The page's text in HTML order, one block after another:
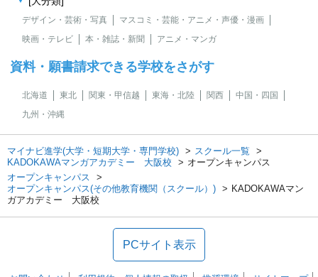
デザイン・芸術・写真
マスコミ・芸能・アニメ・声優・漫画
映画・テレビ
本・雑誌・新聞 アニメ・マンガ
資料・願書請求できる学校をさがす
北海道 東北 関東・甲信越 東海・北陸 関西
中国・四国
九州・沖縄
マイナビ進学(大学・短期大学・専門学校)
スクール一覧
KADOKAWAマンガアカデミー 大阪校
オープンキャンパス
オープンキャンパス
オープンキャンパス(その他教育機関（スクール）)
KADOKAWAマン
ガアカデミー 大阪校
PCサイト表示